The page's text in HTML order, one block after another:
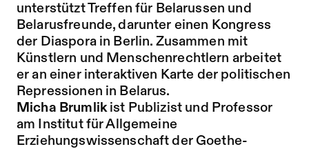
unterstützt Treffen für Belarussen und
Belarusfreunde, darunter einen Kongress
der Diaspora in Berlin. Zusammen mit
Künstlern und Menschenrechtlern arbeitet
er an einer interaktiven Karte der politischen
Repressionen in Belarus.
Micha Brumlik ist Publizist und Professor
am Institut für Allgemeine
Erziehungswissenschaft der Goethe-